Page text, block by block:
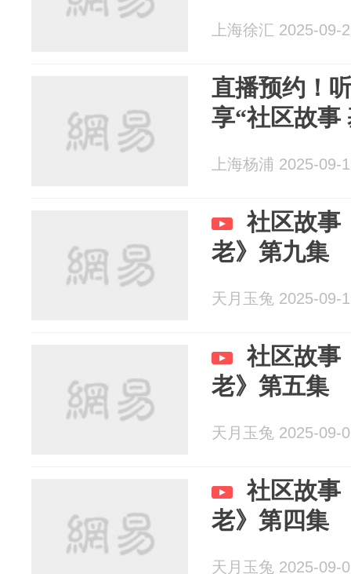
上海徐汇 2025-09-
直播预约！
享“社区故事
上海杨浦 2025-09-
社区故事
老》第九集
天月玉兔 2025-09-
社区故事
老》第五集
天月玉兔 2025-09-
社区故事
老》第四集
天月玉兔 2025-09-